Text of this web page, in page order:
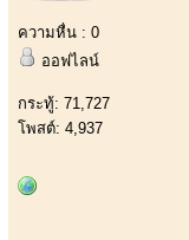
ความหื่น : 0
ออฟไลน์
กระทู้: 71,727
โพสต์: 4,937